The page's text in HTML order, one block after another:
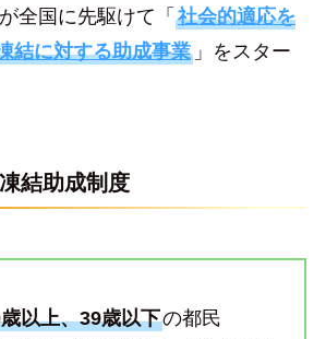
全国に先駆けて「 社会的適応を
結に対する助成事業」をスター
結助成制度
以上、39歳以下の都民